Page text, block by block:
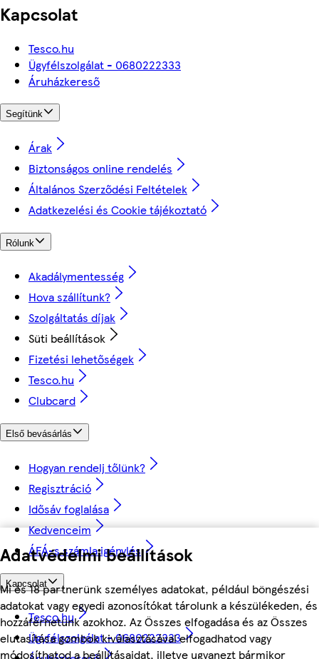
Adatvédelmi beállítások
Mi és 18 partnerünk személyes adatokat, például böngészési
adatokat vagy egyedi azonosítókat tárolunk a készülékeden, és
hozzáférhetünk azokhoz. Az Összes elfogadása és az Összes
elutasítása gombok kiválasztásával elfogadhatod vagy
módosíthatod a beállításaidat, illetve ugyanezt bármikor
Kapcsolat
Tesco.hu
Ügyfélszolgálat - 0680222333
Áruházkereső
Segítünk
Árak
Biztonságos online rendelés
Általános Szerződési Feltételek
Adatkezelési és Cookie tájékoztató
Rólunk
Akadálymentesség
Hova szállítunk?
Szolgáltatás díjak
Süti beállítások
Fizetési lehetőségek
Tesco.hu
Clubcard
Első bevásárlás
Hogyan rendelj tőlünk?
Regisztráció
Idősáv foglalása
Kedvenceim
ÁFÁ-s számla igénylés
Kapcsolat
Tesco.hu
Ügyfélszolgálat - 0680222333